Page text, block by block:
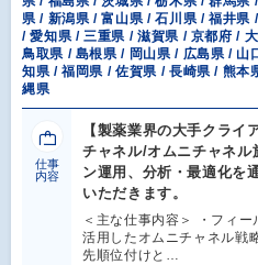
県 / 新潟県 / 富山県 / 石川県 / 福井県
/ 愛知県 / 三重県 / 滋賀県 / 京都府 /
鳥取県 / 島根県 / 岡山県 / 広島県 / 山
知県 / 福岡県 / 佐賀県 / 長崎県 / 熊本
縄県
仕事
内容
【製薬業界の大手クラ
チャネル/オムニチャネル
ン運用、分析・最適化を
いただきます。
＜主な仕事内容＞ ・フィ
活用したオムニチャネル戦
先順位付けと…